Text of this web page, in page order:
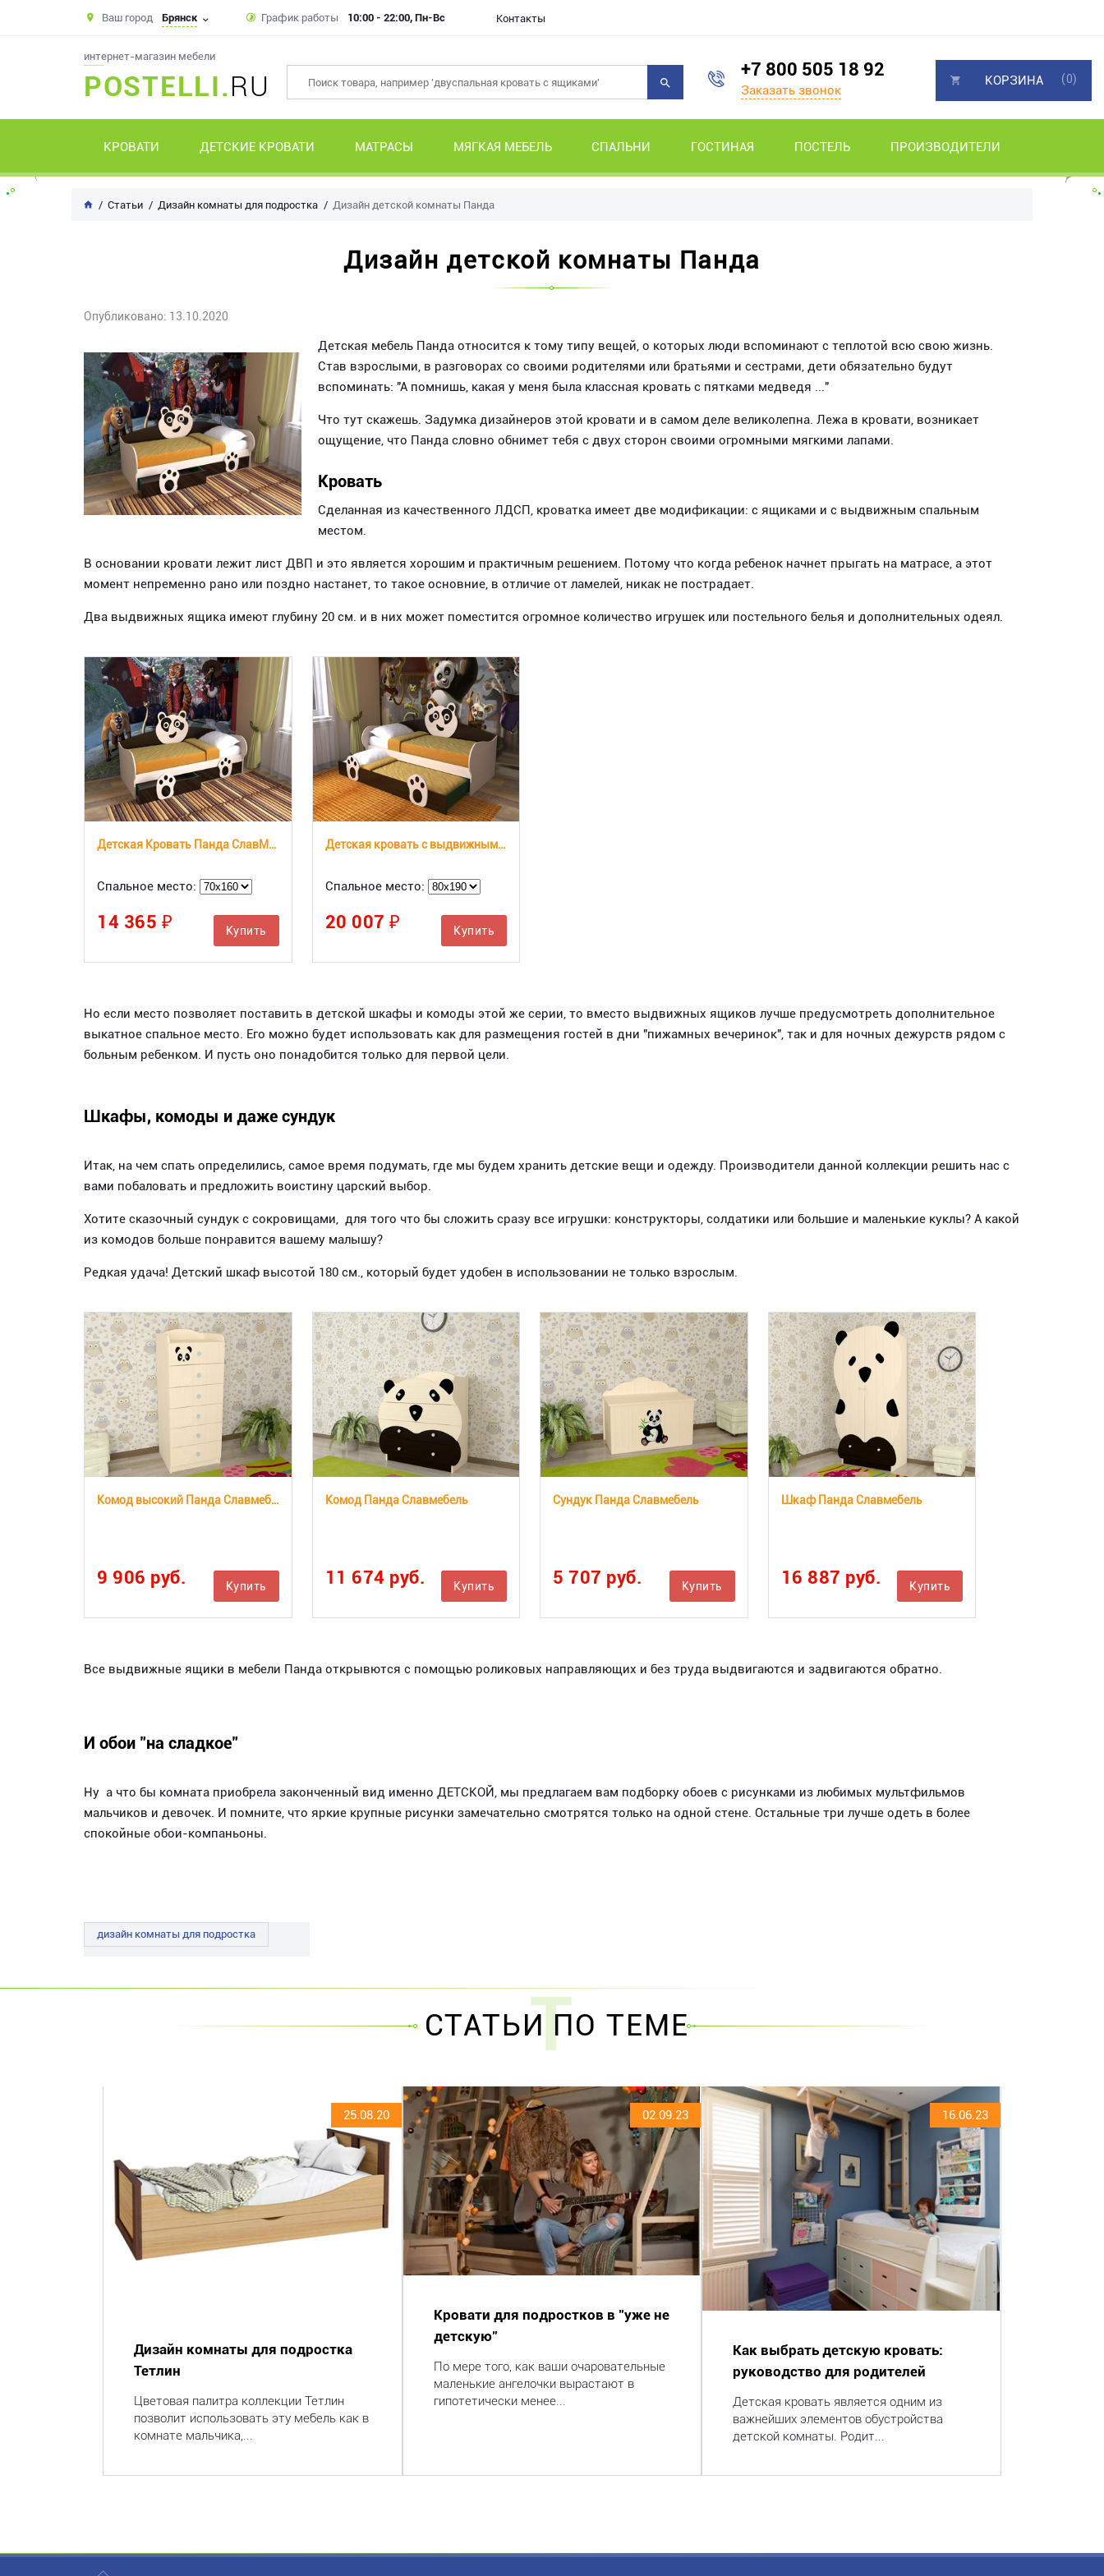
Ваш город Брянск График работы 10:00 - 22:00, Пн-Вс Контакты
интернет-магазин мебели
POSTELLI.RU
+7 800 505 18 92
Заказать звонок
КРОВАТИ ДЕТСКИЕ КРОВАТИ МАТРАСЫ МЯГКАЯ МЕБЕЛЬ СПАЛЬНИ ГОСТИНАЯ ПОСТЕЛЬ ПРОИЗВОДИТЕЛИ
КОРЗИНА (0)
Статьи Дизайн комнаты для подростка Дизайн детской комнаты Панда
Дизайн детской комнаты Панда
Опубликовано: 13.10.2020
Детская мебель Панда относится к тому типу вещей, о которых люди вспоминают с теплотой всю свою жизнь.
Став взрослыми, в разговорах со своими родителями или братьями и сестрами, дети обязательно будут
вспоминать: "А помнишь, какая у меня была классная кровать с пятками медведя ..."
Что тут скажешь. Задумка дизайнеров этой кровати и в самом деле великолепна. Лежа в кровати, возникает
ощущение, что Панда словно обнимет тебя с двух сторон своими огромными мягкими лапами.
Кровать
Сделанная из качественного ЛДСП, кроватка имеет две модификации: с ящиками и с выдвижным спальным
местом.
В основании кровати лежит лист ДВП и это является хорошим и практичным решением. Потому что когда ребенок начнет прыгать на матрасе, а этот
момент непременно рано или поздно настанет, то такое основние, в отличие от ламелей, никак не пострадает.
Два выдвижных ящика имеют глубину 20 см. и в них может поместится огромное количество игрушек или постельного белья и дополнительных одеял.
Детская Кровать Панда СлавМебель
Спальное место:
14 365 ₽ Купить
Детская кровать с выдвижным местом Панда СлавМебель
Спальное место:
20 007 ₽ Купить
Но если место позволяет поставить в детской шкафы и комоды этой же серии, то вместо выдвижных ящиков лучше предусмотреть дополнительное
выкатное спальное место. Его можно будет использовать как для размещения гостей в дни "пижамных вечеринок", так и для ночных дежурств рядом с
больным ребенком. И пусть оно понадобится только для первой цели.
Шкафы, комоды и даже сундук
Итак, на чем спать определились, самое время подумать, где мы будем хранить детские вещи и одежду. Производители данной коллекции решить нас с
вами побаловать и предложить воистину царский выбор.
Хотите сказочный сундук с сокровищами, для того что бы сложить сразу все игрушки: конструкторы, солдатики или большие и маленькие куклы? А какой
из комодов больше понравится вашему малышу?
Редкая удача! Детский шкаф высотой 180 см., который будет удобен в использовании не только взрослым.
Комод высокий Панда Славмебель
9 906 руб. Купить
Комод Панда Славмебель
11 674 руб. Купить
Сундук Панда Славмебель
5 707 руб. Купить
Шкаф Панда Славмебель
16 887 руб. Купить
Все выдвижные ящики в мебели Панда открывются с помощью роликовых направляющих и без труда выдвигаются и задвигаются обратно.
И обои "на сладкое"
Ну а что бы комната приобрела законченный вид именно ДЕТСКОЙ, мы предлагаем вам подборку обоев с рисунками из любимых мультфильмов
мальчиков и девочек. И помните, что яркие крупные рисунки замечательно смотрятся только на одной стене. Остальные три лучше одеть в более
спокойные обои-компаньоны.
дизайн комнаты для подростка
Т
СТАТЬИ ПО ТЕМЕ
25.08.20
Дизайн комнаты для подростка
Тетлин
Цветовая палитра коллекции Тетлин
позволит использовать эту мебель как в
комнате мальчика,...
02.09.23
Кровати для подростков в "уже не
детскую"
По мере того, как ваши очаровательные
маленькие ангелочки вырастают в
гипотетически менее...
16.06.23
Как выбрать детскую кровать:
руководство для родителей
Детская кровать является одним из
важнейших элементов обустройства
детской комнаты. Родит...